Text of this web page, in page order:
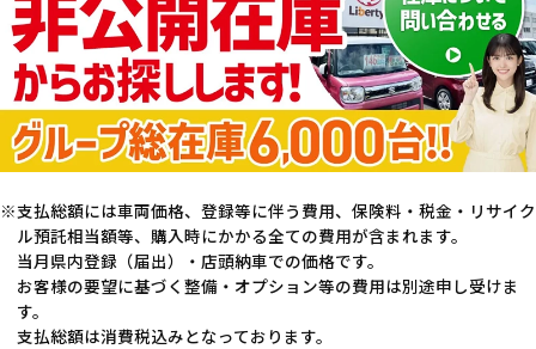
支払総額には車両価格、登録等に伴う費用、保険料・税金・リサイク
ル預託相当額等、購入時にかかる全ての費用が含まれます。
当月県内登録（届出）・店頭納車での価格です。
お客様の要望に基づく整備・オプション等の費用は別途申し受けま
す。
支払総額は消費税込みとなっております。